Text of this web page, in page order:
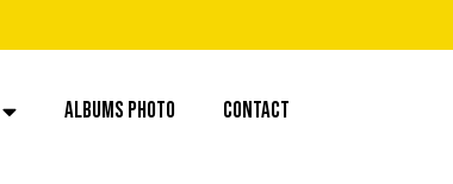
ALBUMS PHOTO CONTACT